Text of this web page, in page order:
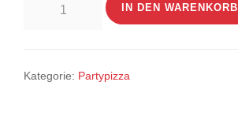
IN DEN WARENKORB
Kategorie: Partypizza